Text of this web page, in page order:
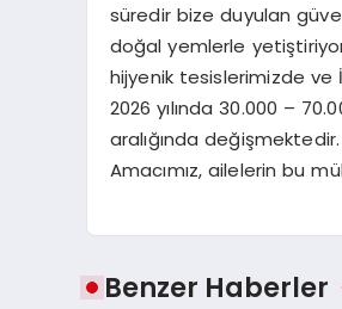
süredir bize duyulan
doğal yemlerle
hijyenik tesislerimizde
2026 yılında 30.000 –
aralığında
Amacımız, ailelerin bu
Benzer Haberler